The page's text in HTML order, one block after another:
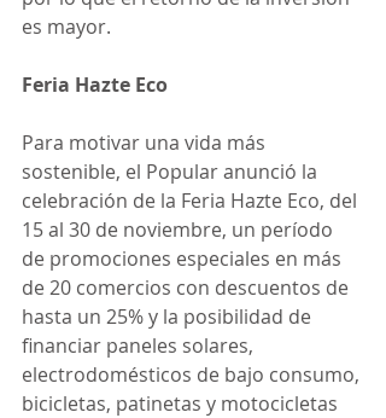
es mayor.
Feria Hazte Eco
Para motivar una vida más
sostenible, el Popular anunció la
celebración de la Feria Hazte Eco, del
15 al 30 de noviembre, un período
de promociones especiales en más
de 20 comercios con descuentos de
hasta un 25% y la posibilidad de
financiar paneles solares,
electrodomésticos de bajo consumo,
bicicletas, patinetas y motocicletas